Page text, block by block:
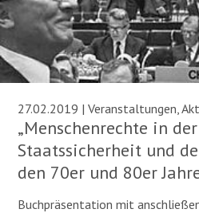
27.02.2019 | Veranstaltungen,
„Menschenrechte in
Staatssicherheit und
den 70er und 80er
Buchpräsentation mit